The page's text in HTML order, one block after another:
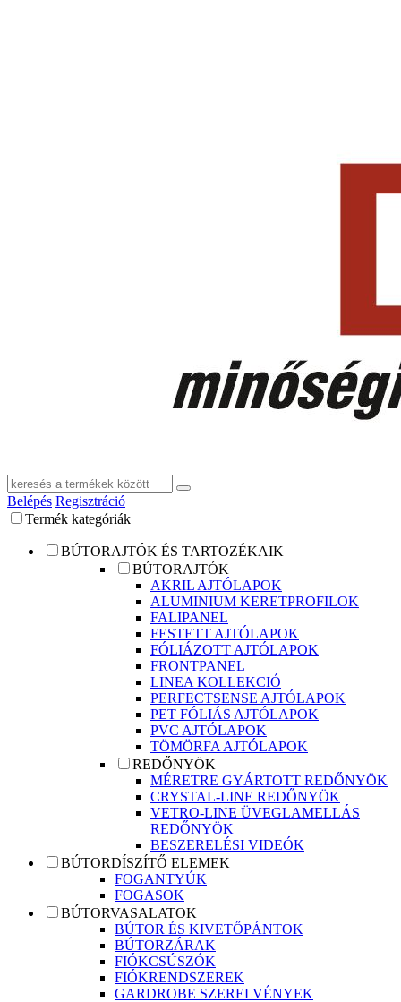
Belépés Regisztráció
Termék kategóriák
BÚTORAJTÓK ÉS TARTOZÉKAIK
BÚTORAJTÓK
AKRIL AJTÓLAPOK
ALUMINIUM KERETPROFILOK
FALIPANEL
FESTETT AJTÓLAPOK
FÓLIÁZOTT AJTÓLAPOK
FRONTPANEL
LINEA KOLLEKCIÓ
PERFECTSENSE AJTÓLAPOK
PET FÓLIÁS AJTÓLAPOK
PVC AJTÓLAPOK
TÖMÖRFA AJTÓLAPOK
REDŐNYÖK
MÉRETRE GYÁRTOTT REDŐNYÖK
CRYSTAL-LINE REDŐNYÖK
VETRO-LINE ÜVEGLAMELLÁS
REDŐNYÖK
BESZERELÉSI VIDEÓK
BÚTORDÍSZÍTŐ ELEMEK
FOGANTYÚK
FOGASOK
BÚTORVASALATOK
BÚTOR ÉS KIVETŐPÁNTOK
BÚTORZÁRAK
FIÓKCSÚSZÓK
FIÓKRENDSZEREK
GARDROBE SZERELVÉNYEK